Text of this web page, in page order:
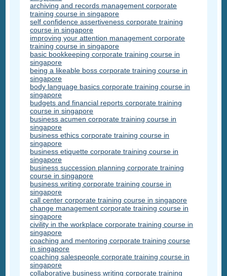
archiving and records management corporate
training course in singapore
self confidence assertiveness corporate training
course in singapore
improving your attention management corporate
training course in singapore
basic bookkeeping corporate training course in
singapore
being a likeable boss corporate training course in
singapore
body language basics corporate training course in
singapore
budgets and financial reports corporate training
course in singapore
business acumen corporate training course in
singapore
business ethics corporate training course in
singapore
business etiquette corporate training course in
singapore
business succession planning corporate training
course in singapore
business writing corporate training course in
singapore
call center corporate training course in singapore
change management corporate training course in
singapore
civility in the workplace corporate training course in
singapore
coaching and mentoring corporate training course
in singapore
coaching salespeople corporate training course in
singapore
collaborative business writing corporate training